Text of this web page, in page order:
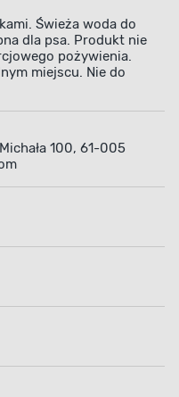
Świeża woda do
dla psa. Produkt nie
pożywienia.
miejscu. Nie do
100, 61-005